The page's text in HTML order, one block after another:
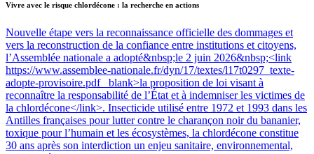
Vivre avec le risque chlordécone : la recherche en actions
Nouvelle étape vers la reconnaissance officielle des dommages et
vers la reconstruction de la confiance entre institutions et citoyens,
l’Assemblée nationale a adopté&nbsp;le 2 juin 2026&nbsp;<link
https://www.assemblee-nationale.fr/dyn/17/textes/l17t0297_texte-
adopte-provisoire.pdf _blank>la proposition de loi visant à
reconnaître la responsabilité de l’État et à indemniser les victimes de
la chlordécone</link>. Insecticide utilisé entre 1972 et 1993 dans les
Antilles françaises pour lutter contre le charançon noir du bananier,
toxique pour l’humain et les écosystèmes, la chlordécone constitue
30 ans après son interdiction un enjeu sanitaire, environnemental,